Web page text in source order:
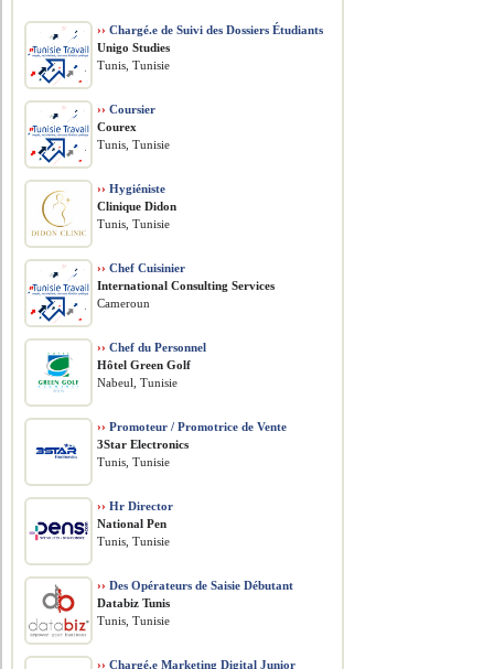
›› Chargé.e de Suivi des Dossiers Étudiants
Unigo Studies
Tunis, Tunisie
›› Coursier
Courex
Tunis, Tunisie
›› Hygiéniste
Clinique Didon
Tunis, Tunisie
›› Chef Cuisinier
International Consulting Services
Cameroun
›› Chef du Personnel
Hôtel Green Golf
Nabeul, Tunisie
›› Promoteur / Promotrice de Vente
3Star Electronics
Tunis, Tunisie
›› Hr Director
National Pen
Tunis, Tunisie
›› Des Opérateurs de Saisie Débutant
Databiz Tunis
Tunis, Tunisie
›› Chargé.e Marketing Digital Junior